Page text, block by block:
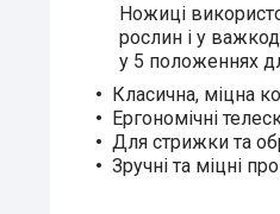
Ножиці
рослин і у
у 5 положеннях
Класична, міцна
Ергономічні
Для стрижки та
Зручні та міцні